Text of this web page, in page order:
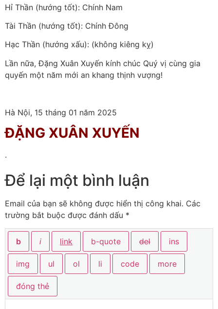
Hỉ Thần (hướng tốt): Chính Nam
Tài Thần (hướng tốt): Chính Đông
Hạc Thần (hướng xấu): (không kiêng kỵ)
Lần nữa, Đặng Xuân Xuyến kính chúc Quý vị cùng gia
quyến một năm mới an khang thịnh vượng!
Hà Nội, 15 tháng 01 năm 2025
ĐẶNG XUÂN XUYẾN
.
Để lại một bình luận
Email của bạn sẽ không được hiển thị công khai. Các
trường bắt buộc được đánh dấu *